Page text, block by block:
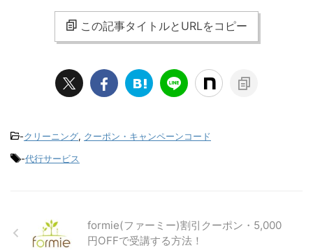
この記事タイトルとURLをコピー
-クリーニング, クーポン・キャンペーンコード
-代行サービス
formie(ファーミー)割引クーポン・5,000
円OFFで受講する方法！